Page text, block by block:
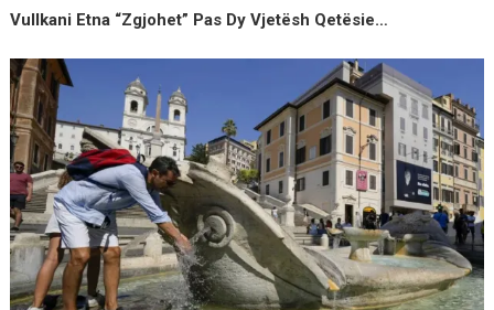
Vullkani Etna “zgjohet” Pas Dy Vjetësh Qetësie…